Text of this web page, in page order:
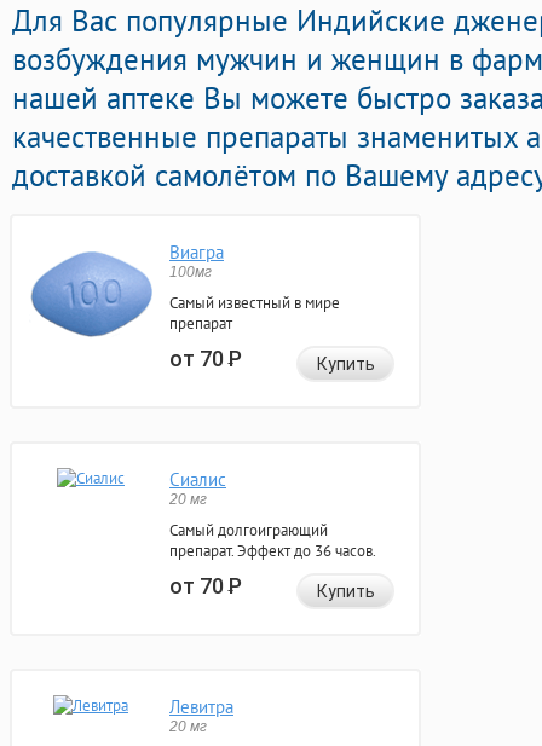
Для Вас популярные Индийские
возбуждения мужчин и женщин в
нашей аптеке Вы можете быстро
качественные препараты знаменитых
доставкой самолётом по Вашему
Виагра
100мг
Самый известный в мире
препарат
от 70Р Купить
Сиалис
20 мг
Самый долгоиграющий
препарат. Эффект до 36 часов.
от 70Р Купить
Левитра
20 мг